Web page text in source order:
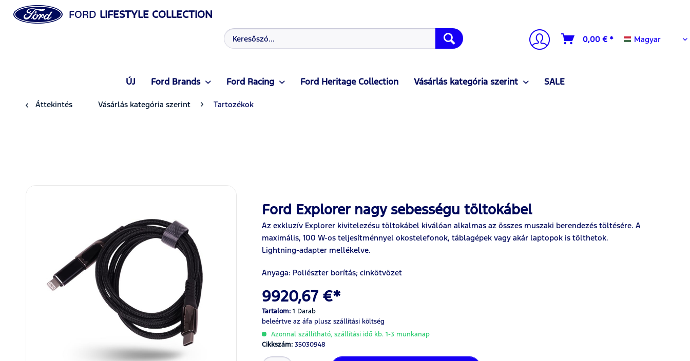
FORD LIFESTYLE COLLECTION
0,00 € * Magyar
Magyar
ÚJ Ford Brands Ford Racing Ford Heritage Collection Vásárlás kategória szerint SALE
Áttekintés Vásárlás kategória szerint Tartozékok
Ford Explorer nagy sebességu töltokábel
Az exkluzív Explorer kivitelezésu töltokábel kiválóan alkalmas az összes muszaki berendezés töltésére. A
maximális, 100 W-os teljesítménnyel okostelefonok, táblagépek vagy akár laptopok is tölthetok.
Lightning-adapter mellékelve.
Anyaga: Poliészter borítás; cinkötvözet
9920,67 €*
Tartalom:1 Darab
beleértve az áfa plusz szállítási költség
Azonnal szállítható, szállítási idő kb. 1-3 munkanap
Cikkszám:35030948